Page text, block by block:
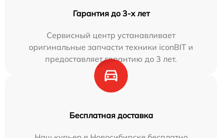
Гарантия до 3-х лет
Сервисный центр устанавливает
оригинальные запчасти техники iconBIT и
предоставляет гарантию до 3 лет.
Бесплатная доставка